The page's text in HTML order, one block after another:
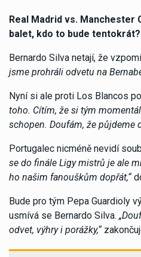
Real Madrid vs. Manchester
balet, kdo to bude
Bernardo Silva netají, že
jsme prohráli odvetu na
Nyní si ale proti Los Blancos
toho. Cítím, že si tým
schopen. Doufám, že půjdeme
Portugalec nicméně nevidí
se do finále Ligy mistrů je ale
ho našim fanouškům dopřát,“
Bude pro tým Pepa Guardioly
usmívá se Bernardo Silva.
odvet, výhry i porážky,“